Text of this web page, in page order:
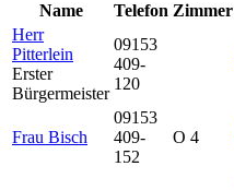
Name
Telefon Zimmer
Herr
Pitterlein
Erster
Bürgermeister
09153
409-
120
Frau Bisch
09153
409-
152
O 4